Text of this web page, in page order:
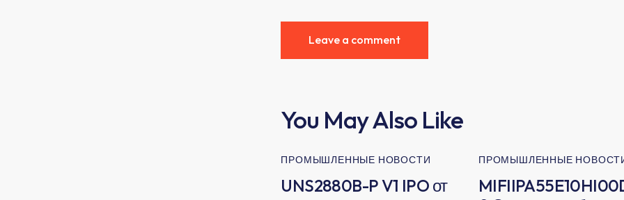
You May Also Like
ПРОМЫШЛЕННЫЕ НОВОСТИ
UNS2880B-P V1 IPO от
ПРОМЫШЛЕННЫЕ